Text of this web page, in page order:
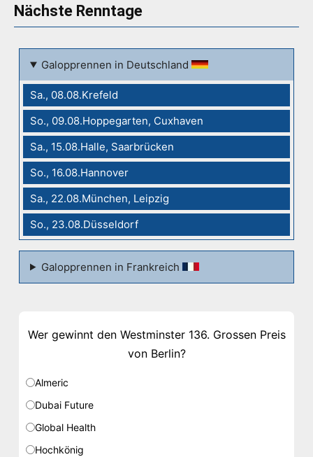
Nächste Renntage
Galopprennen in Deutschland
Sa., 08.08.Krefeld
So., 09.08.Hoppegarten, Cuxhaven
Sa., 15.08.Halle, Saarbrücken
So., 16.08.Hannover
Sa., 22.08.München, Leipzig
So., 23.08.Düsseldorf
Galopprennen in Frankreich
Wer gewinnt den Westminster 136. Grossen Preis
von Berlin?
Almeric
Dubai Future
Global Health
Hochkönig